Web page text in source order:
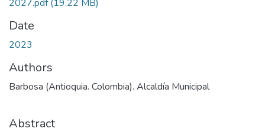
2027.pdf(19.22 MB)
Date
2023
Authors
Barbosa (Antioquia. Colombia). Alcaldía Municipal
Abstract